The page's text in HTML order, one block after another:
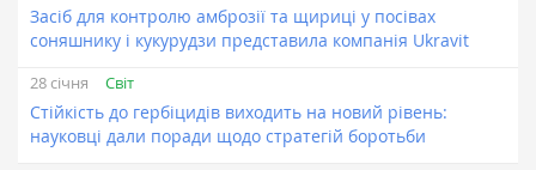
Засіб для контролю амброзії та щириці у посівах
соняшнику і кукурудзи представила компанія Ukravit
28 січня Світ
Стійкість до гербіцидів виходить на новий рівень:
науковці дали поради щодо стратегій боротьби